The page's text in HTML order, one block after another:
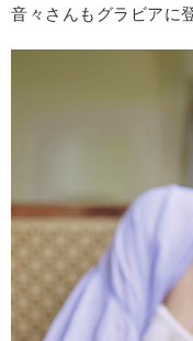
音々さんもグラビアに